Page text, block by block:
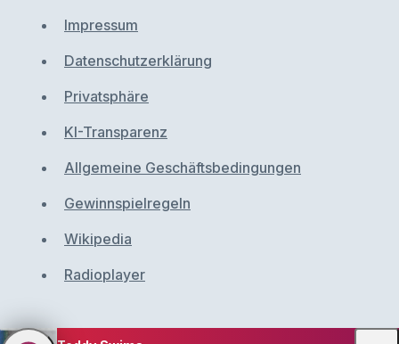
Impressum
Datenschutzerklärung
Privatsphäre
KI-Transparenz
Allgemeine Geschäftsbedingungen
Gewinnspielregeln
Wikipedia
Radioplayer